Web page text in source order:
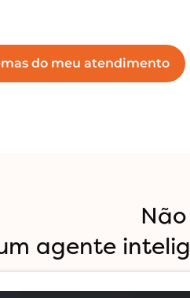
do meu atendimento
agente